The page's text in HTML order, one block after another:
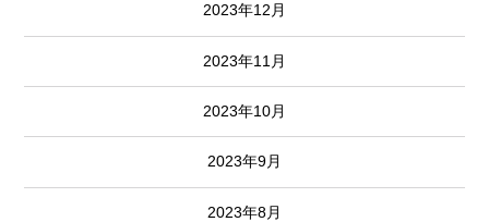
2023年12月
2023年11月
2023年10月
2023年9月
2023年8月